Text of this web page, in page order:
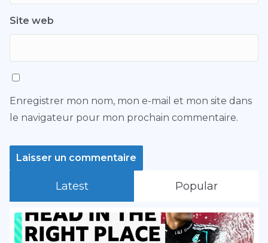
Site web
Enregistrer mon nom, mon e-mail et mon site dans
le navigateur pour mon prochain commentaire.
Latest Popular